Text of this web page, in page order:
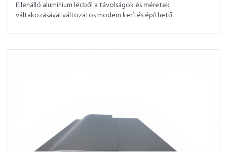
Ellenálló alumínium lécből a távolságok és méretek
váltakozásával változatos modern kerítés építhető.